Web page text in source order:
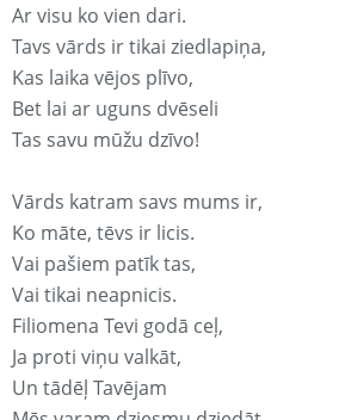
Ar visu ko vien dari.
Tavs vārds ir tikai ziedlapiņa,
Kas laika vējos plīvo,
Bet lai ar uguns dvēseli
Tas savu mūžu dzīvo!
Vārds katram savs mums ir,
Ko māte, tēvs ir licis.
Vai pašiem patīk tas,
Vai tikai neapnicis.
Filiomena Tevi godā ceļ,
Ja proti viņu valkāt,
Un tādēļ Tavējam